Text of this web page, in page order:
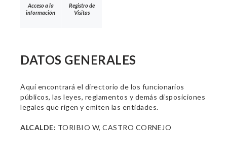
Acceso a la
información
Registro de
Visitas
DATOS GENERALES
Aquí encontrará el directorio de los funcionarios
públicos, las leyes, reglamentos y demás disposiciones
legales que rigen y emiten las entidades.
ALCALDE: TORIBIO W, CASTRO CORNEJO